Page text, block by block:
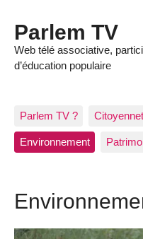
Parlem TV
Web télé associative,
d’éducation populaire
Parlem TV ?
Environnement